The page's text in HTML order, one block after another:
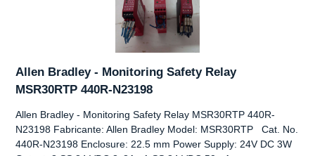
Allen Bradley - Monitoring Safety Relay
MSR30RTP 440R-N23198
Allen Bradley - Monitoring Safety Relay MSR30RTP 440R-
N23198 Fabricante: Allen Bradley Model: MSR30RTP Cat. No.
440R-N23198 Enclosure: 22.5 mm Power Supply: 24V DC 3W